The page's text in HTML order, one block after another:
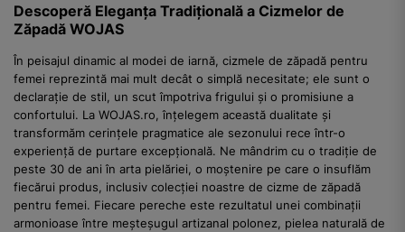
Descoperă Eleganța Tradițională a Cizmelor de
Zăpadă WOJAS
În peisajul dinamic al modei de iarnă, cizmele de zăpadă pentru
femei reprezintă mai mult decât o simplă necesitate; ele sunt o
declarație de stil, un scut împotriva frigului și o promisiune a
confortului. La WOJAS.ro, înțelegem această dualitate și
transformăm cerințele pragmatice ale sezonului rece într-o
experiență de purtare excepțională. Ne mândrim cu o tradiție de
peste 30 de ani în arta pielăriei, o moștenire pe care o insuflăm
fiecărui produs, inclusiv colecției noastre de cizme de zăpadă
pentru femei. Fiecare pereche este rezultatul unei combinații
armonioase între meșteșugul artizanal polonez, pielea naturală de